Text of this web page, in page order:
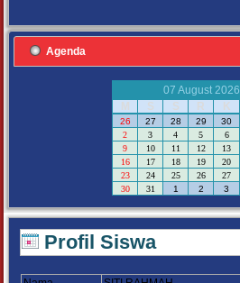
Agenda
07 August 2026
M
S S R K
26 27 28 29 30
2
3 4 5 6
9
10 11 12 13
16
17 18 19 20
23
24 25 26 27
30
31 1 2 3
Profil Siswa